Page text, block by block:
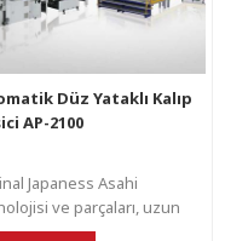
Düz Yataklı Kalıp
AP-2100
Japaness Asahi
ve parçaları, uzun
ömrü ve son kullanıcı